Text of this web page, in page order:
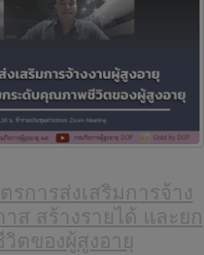
การส่งเสริมการจ้าง
ส สร้างรายได้ และยก
ตของผู้สูงอายุ